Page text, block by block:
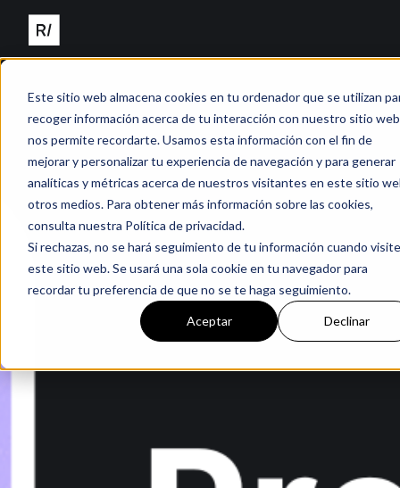
Este sitio web almacena cookies en tu ordenador que se utilizan
recoger información acerca de tu interacción con nuestro sitio
nos permite recordarte. Usamos esta información con el fin de
mejorar y personalizar tu experiencia de navegación y para generar
analíticas y métricas acerca de nuestros visitantes en este sitio
otros medios. Para obtener más información sobre las cookies,
consulta nuestra Política de privacidad.
Si rechazas, no se hará seguimiento de tu información cuando
este sitio web. Se usará una sola cookie en tu navegador para
recordar tu preferencia de que no se te haga seguimiento.
Aceptar Declinar